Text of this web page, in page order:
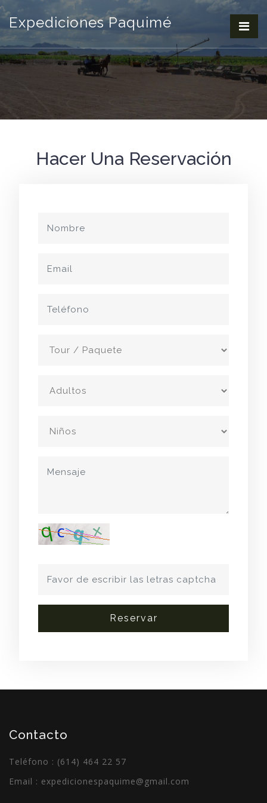
Expediciones Paquimé
Hacer Una Reservación
Reservar
Contacto
Teléfono : (614) 464 22 57
Email : expedicionespaquime@gmail.com